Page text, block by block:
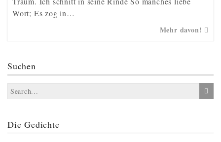
Wort; Es zog in…
Mehr davon!
Suchen
Die Gedichte